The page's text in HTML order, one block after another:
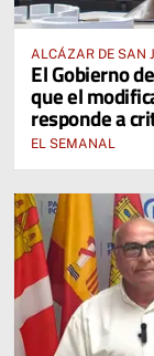
ALCÁZAR DE SAN
El Gobierno
que el
responde a
EL SEMANAL